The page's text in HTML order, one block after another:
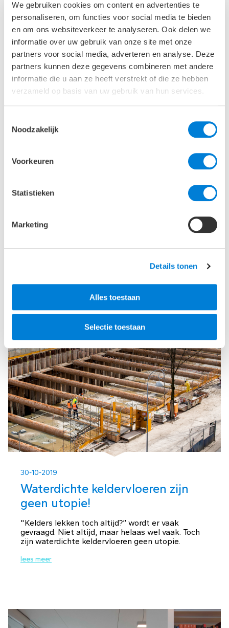
We gebruiken cookies om content en advertenties te
personaliseren, om functies voor social media te bieden
en om ons websiteverkeer te analyseren. Ook delen we
informatie over uw gebruik van onze site met onze
partners voor social media, adverteren en analyse. Deze
partners kunnen deze gegevens combineren met andere
informatie die u aan ze heeft verstrekt of die ze hebben
verzameld op basis van uw gebruik van hun services.
Noodzakelijk
Voorkeuren
Statistieken
Marketing
Details tonen
Alles toestaan
Selectie toestaan
Betonschaamte?
In de media signaleer ik het nieuwe begrip
‘betonschaamte’ en ik voel wat daarmee wordt
30-10-2019
Waterdichte keldervloeren zijn
geen utopie!
"Kelders lekken toch altijd?” wordt er vaak
gevraagd. Niet altijd, maar helaas wel vaak. Toch
zijn waterdichte keldervloeren geen utopie.
lees meer